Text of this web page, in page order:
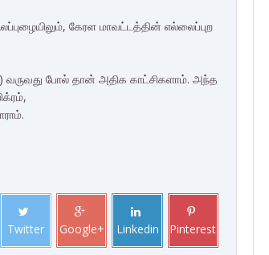
கேரள மாவட்டத்தின் எல்லைப்புற
வருவது போல் தான் அதிக காட்சிகளாம். அந்த
Twitter Google+ Linkedin Pinterest